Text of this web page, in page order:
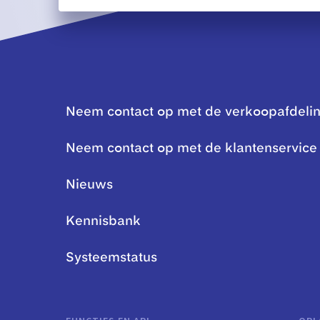
Neem contact op met de
Neem contact op met de klantenservice
Nieuws
Kennisbank
Systeemstatus